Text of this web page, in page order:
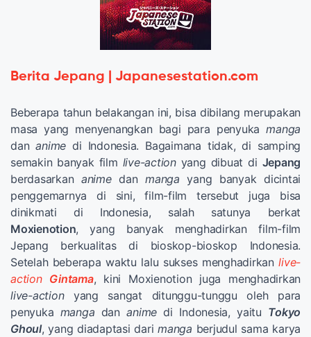
Berita Jepang | Japanesestation.com
Beberapa tahun belakangan ini, bisa dibilang merupakan
masa yang menyenangkan bagi para penyukamanga
dananime di Indonesia. Bagaimana tidak, di samping
semakin banyak film live-actionyang dibuat di Jepang
berdasarkan animedanmanga yang banyak dicintai
penggemarnya di sini, film-film tersebut juga bisa
dinikmati di Indonesia, salah satunya berkat
Moxienotion, yang banyak menghadirkan film-film
Jepang berkualitas di bioskop-bioskop Indonesia.
Setelah beberapa waktu lalu sukses menghadirkanlive-
action Gintama, kini Moxienotion juga menghadirkan
live-actionyang sangat ditunggu-tunggu oleh para
penyuka manga dananime di Indonesia, yaitu Tokyo
Ghoul, yang diadaptasi darimanga berjudul sama karya